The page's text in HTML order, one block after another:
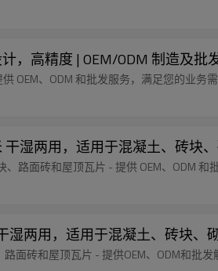
，高精度 | OEM/ODM 制造及批
OEM、ODM 和批发服务，满足您的业务需
干湿两用，适用于混凝土、砖
路面砖和屋顶瓦片 - 提供 OEM、ODM 和
湿两用，适用于混凝土、砖块
面砖和屋顶瓦片 - 提供OEM、ODM和批发